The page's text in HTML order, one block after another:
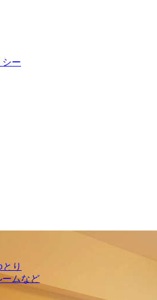
シー
り
ームなど